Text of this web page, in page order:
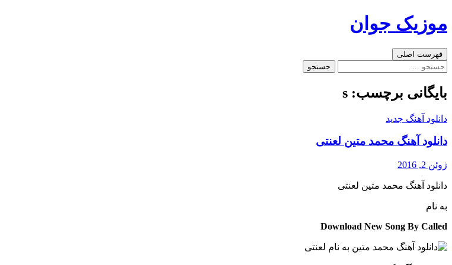
به
موزیک جوان
جست‌وجو
فهرست اصلی
جستجو
بایگانی برچسب: s
دانلود آهنگ جدید
دانلود آهنگ محمد متین لعنتی
ژوئن 2, 2016
دانلود آهنگ محمد متین لعنتی
به نام
Download New Song By Called